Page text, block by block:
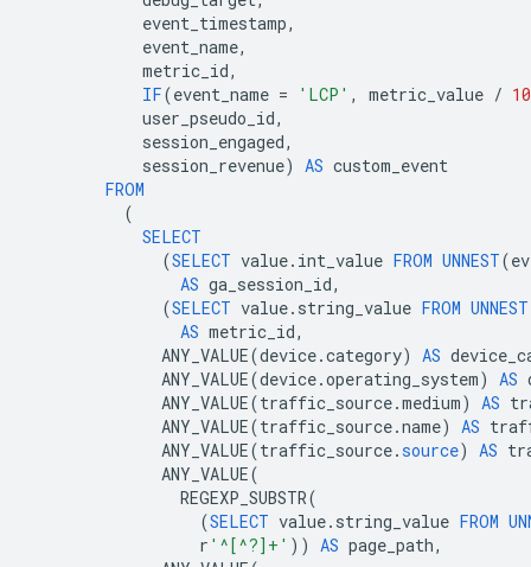
event_timestamp,
event_name,
metric_id,
IF(event_name = 'LCP' , metric_value /
user_pseudo_id,
session_engaged,
session_revenue) AS custom_event
FROM
(
SELECT
(SELECT value. int_value FROM UNNEST(
AS ga_session_id,
(SELECT value. string_value FROM UNNEST
AS metric_id,
ANY_VALUE(device.category) AS
ANY_VALUE(device.operating_system) AS
ANY_VALUE(traffic_source.medium) AS
ANY_VALUE(traffic_source.name) AS
ANY_VALUE(traffic_source.source) AS
ANY_VALUE(
REGEXP_SUBSTR(
(SELECT value. string_value FROM
r '^[^?]+' )) AS page_path,